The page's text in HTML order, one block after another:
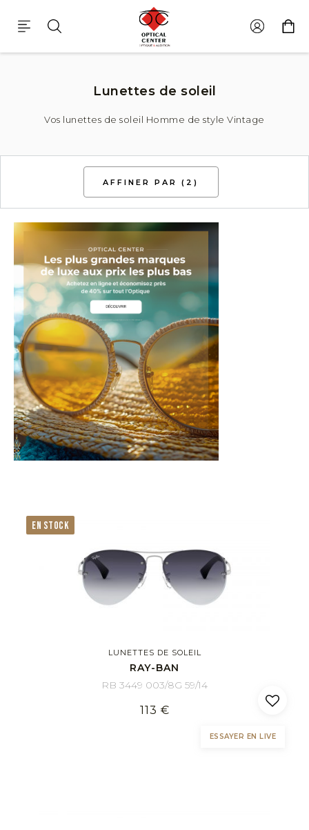
Lunette De Soleil Homme De Style Vintage
Lunettes de soleil
Vos lunettes de soleil Homme de style Vintage
AFFINER PAR(2)
EN STOCK
LUNETTES DE SOLEIL
RAY-BAN
RB 3449 003/8G 59/14
113 €
ESSAYER EN LIVE